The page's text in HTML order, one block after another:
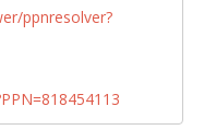
ppnresolver?